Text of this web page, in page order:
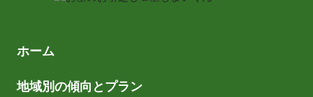
ホーム
地域別の傾向とプラン